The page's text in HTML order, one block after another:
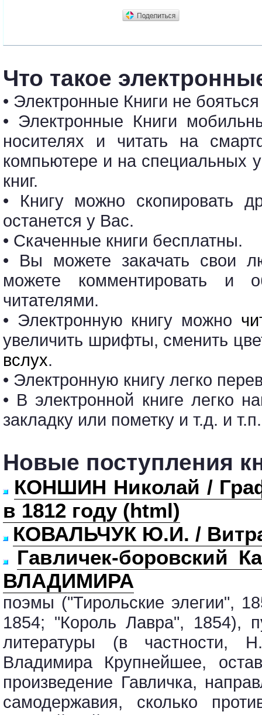
Что такое
• Электронные Книги не
• Электронные Книги
носителях и читать на
компьютере и на специальных
книг.
• Книгу можно скопировать
останется у Вас.
• Скаченные книги бесплатны.
• Вы можете закачать свои
можете комментировать и
читателями.
• Электронную книгу можно
увеличить шрифты, сменить
вслух.
• Электронную книгу легко
• В электронной книге легко
закладку или пометку и т.д. и
Новые поступления
КОНШИН Николай /
в 1812 году (html)
КОВАЛЬЧУК Ю.И. /
Гавличек-боровский
ВЛАДИМИРА
поэмы ("Тирольские элегии",
1854; "Король Лавра", 1854),
литературы (в частности,
Владимира Крупнейшее,
произведение Гавличка,
самодержавия, сколько